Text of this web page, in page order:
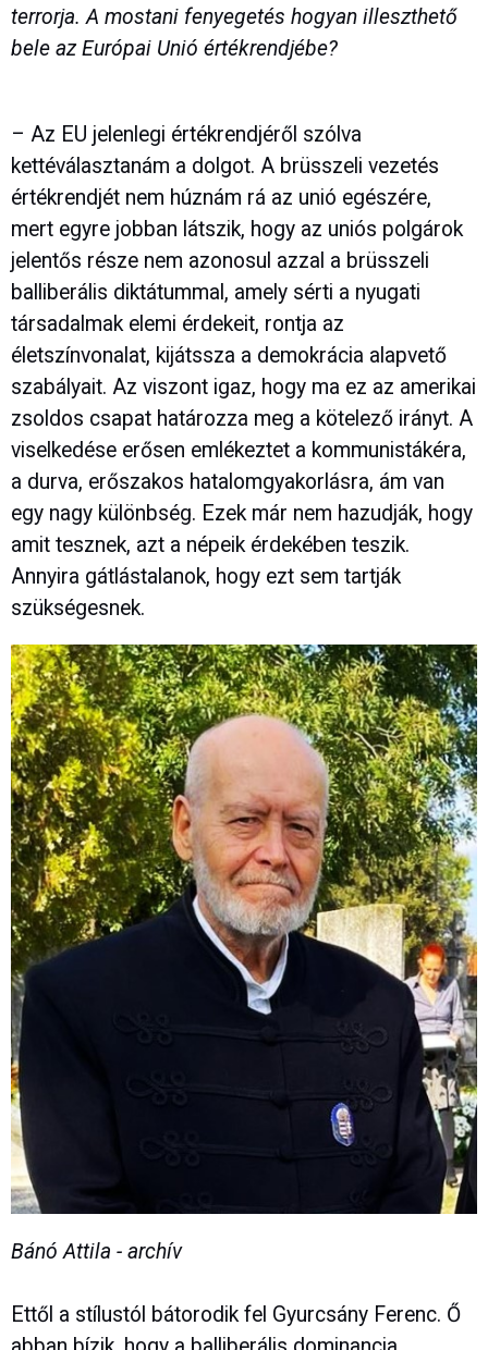
terrorja. A mostani fenyegetés hogyan illeszthető
bele az Európai Unió értékrendjébe?
– Az EU jelenlegi értékrendjéről szólva
kettéválasztanám a dolgot. A brüsszeli vezetés
értékrendjét nem húznám rá az unió egészére,
mert egyre jobban látszik, hogy az uniós polgárok
jelentős része nem azonosul azzal a brüsszeli
balliberális diktátummal, amely sérti a nyugati
társadalmak elemi érdekeit, rontja az
életszínvonalat, kijátssza a demokrácia alapvető
szabályait. Az viszont igaz, hogy ma ez az amerikai
zsoldos csapat határozza meg a kötelező irányt. A
viselkedése erősen emlékeztet a kommunistákéra,
a durva, erőszakos hatalomgyakorlásra, ám van
egy nagy különbség. Ezek már nem hazudják, hogy
amit tesznek, azt a népeik érdekében teszik.
Annyira gátlástalanok, hogy ezt sem tartják
szükségesnek.
Bánó Attila - archív
Ettől a stílustól bátorodik fel Gyurcsány Ferenc. Ő